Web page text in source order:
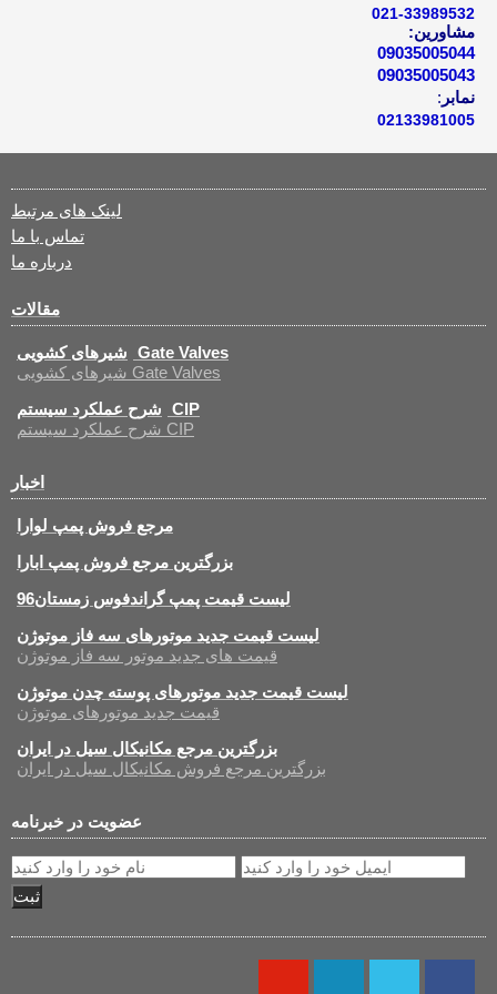
021-33989532
مشاورین:
09035005044
09035005043
نمابر :
02133981005
لینک های مرتبط
تماس با ما
درباره ما
مقالات
شیرهای کشویی Gate Valves
شیرهای کشویی Gate Valves
شرح عملکرد سیستم CIP
شرح عملکرد سیستم CIP
اخبار
مرجع فروش پمپ لوارا
بزرگترین مرجع فروش پمپ ابارا
لیست قیمت پمپ گراندفوس زمستان96
لیست قیمت جدید موتورهای سه فاز موتوژن
قیمت های جدید موتور سه فاز موتوژن
لیست قیمت جدید موتورهای پوسته چدن موتوژن
قیمت جدید موتورهای موتوژن
بزرگترین مرجع مکانیکال سیل در ایران
بزرگترین مرجع فروش مکانیکال سیل در ایران
عضویت در خبرنامه
ثبت